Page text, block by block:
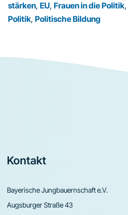
stärken, EU, Frauen in die Politik,
Politik, Politische Bildung
Footer
Kontakt
Bayerische Jungbauernschaft e.V.
Augsburger Straße 43